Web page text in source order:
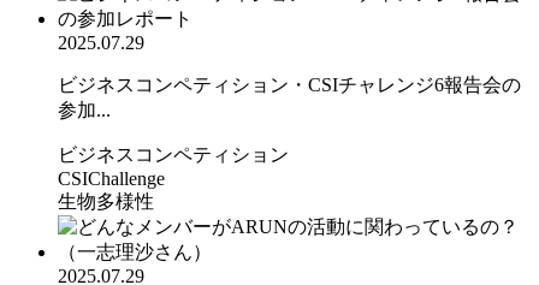
2025.07.29
ビジネスコンペティション・CSIチャレンジ6報告会の
参加...
ビジネスコンペティション
CSIChallenge
生物多様性
2025.07.29